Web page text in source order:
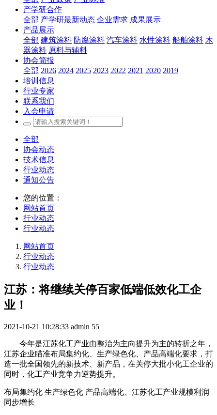
产学研合作
全部 产学研最新动态 企业需求 成果展示
产品展示
全部 建筑涂料 防腐涂料 汽车涂料 水性涂料 船舶涂料 木
器涂料 原料与辅料
协会简报
全部 2026 2024 2025 2023 2022 2021 2020 2019
培训信息
行业专家
联系我们
入会申请
全部
协会动态
技术信息
行业动态
通知公告
您的位置：
网站首页
行业动态
行业动态
网站首页
行业动态
行业动态
江苏：将继续关停百家低端低效化工企
业！
2021-10-21 10:28:33 admin 55
今年是江苏化工产业由整治为主向提升为主的转折之年，
江苏企业瞄准布局集约化、生产绿色化、产品高端化要求，打
造一批全国领先的新技术、新产品，在关停大批小化工企业的
同时，化工产业竞争力逆势提升。
布局集约化 生产绿色化 产品高端化、江苏化工产业规模利润
同步增长